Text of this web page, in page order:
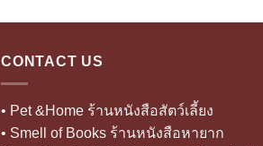
CONTACT US
• Pet &Home ร้านหนังสือสัตว์เลี้ยง
• Smell of Books ร้านหนังสือหายาก